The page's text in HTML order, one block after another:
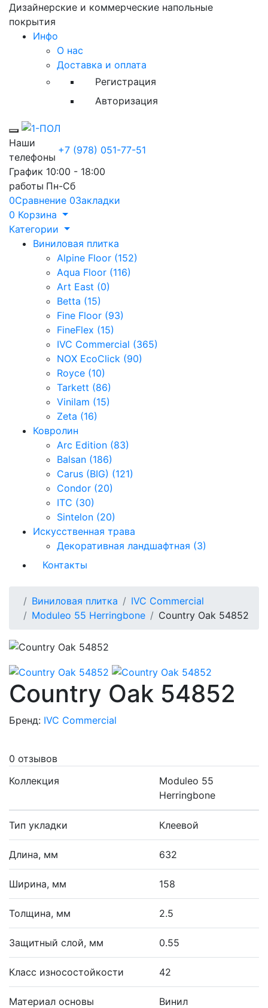
Дизайнерские и коммерческие напольные
покрытия
Инфо
О нас
Доставка и оплата
Регистрация
Авторизация
Toggle mobile menu
Наши
телефоны
+7 (978) 051-77-51
График
работы
10:00 - 18:00
Пн-Сб
0Сравнение 0Закладки
0 Корзина
Категории
Виниловая плитка
Alpine Floor (152)
Aqua Floor (116)
Art East (0)
Betta (15)
Fine Floor (93)
FineFlex (15)
IVC Commercial (365)
NOX EcoClick (90)
Royce (10)
Tarkett (86)
Vinilam (15)
Zeta (16)
Ковролин
Arc Edition (83)
Balsan (186)
Carus (BIG) (121)
Condor (20)
ITC (30)
Sintelon (20)
Искусственная трава
Декоративная ландшафтная (3)
Контакты
Виниловая плитка
IVC Commercial
Moduleo 55 Herringbone
Country Oak 54852
Country Oak 54852
Бренд: IVC Commercial
0 отзывов
Коллекция
Moduleo 55
Herringbone
Тип укладки Клеевой
Длина, мм 632
Ширина, мм 158
Толщина, мм 2.5
Защитный слой, мм 0.55
Класс износостойкости 42
Материал основы Винил